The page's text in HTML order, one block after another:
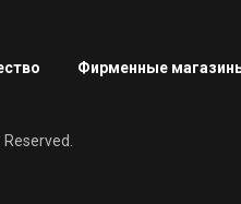
Фирменные